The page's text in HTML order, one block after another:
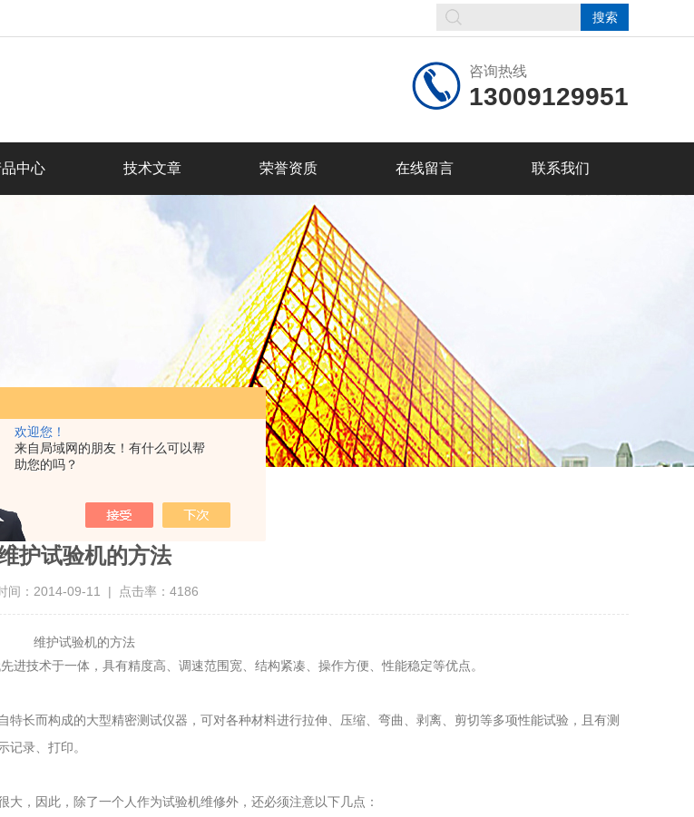
欢迎您！
来自局域网的朋友！有什么可以帮
助您的吗？
咨询热线
13009129951
中心 技术文章 荣誉资质 在线留言 联系我们
护试验机的方法
间：2014-09-11 | 点击率：4186
维护试验机的方法
技术于一体，具有精度高、调速范围宽、结构紧凑、操作方便、性能稳定等优点。
而构成的大型精密测试仪器，可对各种材料进行拉伸、压缩、弯曲、剥离、剪切等多项性能试验，且有测
录、打印。
，因此，除了一个人作为试验机维修外，还必须注意以下几点：